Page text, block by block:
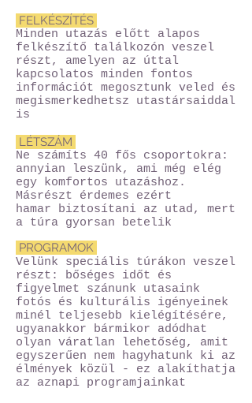
FELKÉSZÍTÉS
Minden utazás előtt alapos
felkészítő találkozón veszel
részt, amelyen az úttal
kapcsolatos minden fontos
információt megosztunk veled és
megismerkedhetsz utastársaiddal
is
LÉTSZÁM
Ne számíts 40 fős csoportokra:
annyian leszünk, ami még elég
egy komfortos utazáshoz.
Másrészt érdemes ezért
hamar biztosítani az utad, mert
a túra gyorsan betelik
PROGRAMOK
Velünk speciális túrákon veszel
részt: bőséges időt és
figyelmet szánunk utasaink
fotós és kulturális igényeinek
minél teljesebb kielégítésére,
ugyanakkor bármikor adódhat
olyan váratlan lehetőség, amit
egyszerűen nem hagyhatunk ki az
élmények közül - ez alakíthatja
az aznapi programjainkat